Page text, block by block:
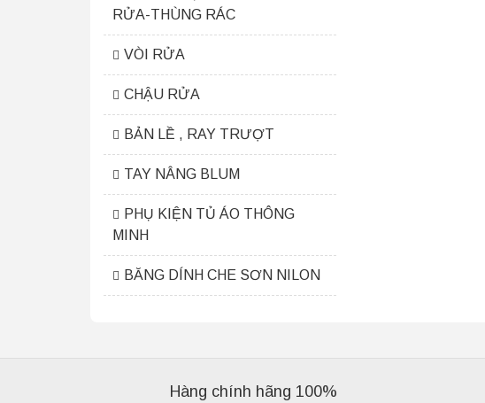
RỬA-THÙNG RÁC
VÒI RỬA
CHẬU RỬA
BẢN LỀ , RAY TRƯỢT
TAY NÂNG BLUM
PHỤ KIỆN TỦ ÁO THÔNG
MINH
BĂNG DÍNH CHE SƠN NILON
Hàng chính hãng 100%